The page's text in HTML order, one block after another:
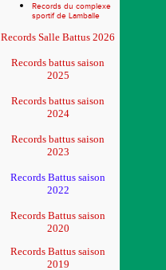
Records du complexe
sportif de Lamballe
Records Salle Battus 2026
Records battus saison
2025
Records battus saison
2024
Records battus saison
2023
Records Battus saison
2022
Records Battus saison
2020
Records Battus saison
2019